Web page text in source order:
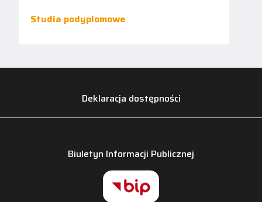
Studia podyplomowe
Deklaracja dostępności
Biuletyn Informacji Publicznej